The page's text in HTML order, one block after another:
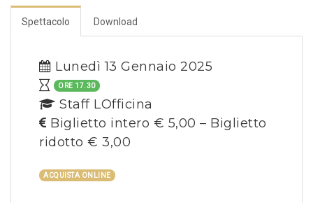
Spettacolo Download
Lunedì 13 Gennaio 2025
ORE 17.30
Staff LOfficina
Biglietto intero € 5,00 – Biglietto
ridotto € 3,00
ACQUISTA ONLINE